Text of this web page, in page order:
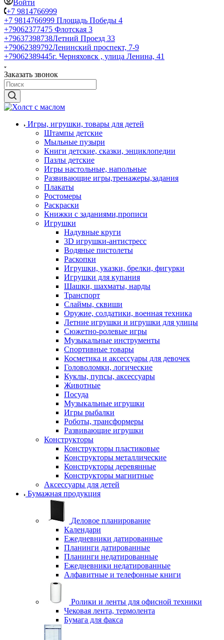
Войти
+7 9814766999
+7 9814766999 Площадь Победы 4
+79062377475 Флотская 3
+79637398738Летний Проезд 33
+79062389792Ленинский проспект, 7-9
+79062389445г. Черняховск , улица Ленина, 41
Заказать звонок
Игры, игрушки, товары для детей
Штампы детские
Мыльные пузыри
Книги детские, сказки, энциклопедии
Пазлы детские
Игры настольные, напольные
Развивающие игры,тренажеры,задания
Плакаты
Ростомеры
Раскраски
Книжки с заданиями,прописи
Игрушки
Надувные круги
3D игрушки-антистресс
Водяные пистолеты
Раскопки
Игрушки, указки, брелки, фигурки
Игрушки для купания
Шашки, шахматы, нарды
Транспорт
Слаймы, сквиши
Оружие, солдатики, военная техника
Летние игрушки и игрушки для улицы
Сюжетно-ролевые игры
Музыкальные инструменты
Спортивные товары
Косметика и аксессуары для девочек
Головоломки, логические
Куклы, пупсы, аксессуары
Животные
Посуда
Музыкальные игрушки
Игры рыбалки
Роботы, трансформеры
Развивающие игрушки
Конструкторы
Конструкторы пластиковые
Конструкторы металлические
Конструкторы деревянные
Конструкторы магнитные
Аксессуары для детей
Бумажная продукция
Деловое планирование
Календари
Ежедневники датированные
Планинги датированные
Планинги недатированные
Ежедневники недатированные
Алфавитные и телефонные книги
Ролики и ленты для офисной техники
Чековая лента, термолента
Бумага для факса